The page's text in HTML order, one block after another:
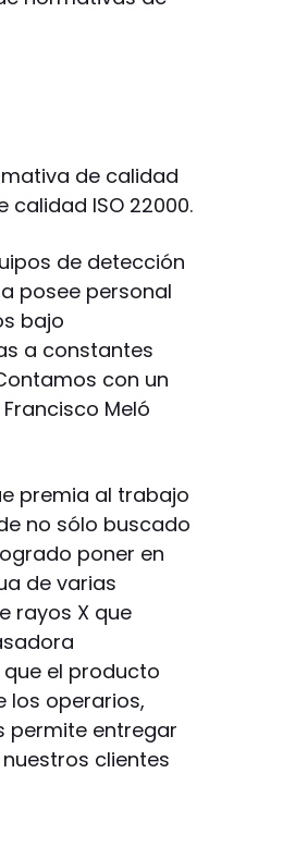
de calidad
calidad ISO 22000.
de detección
posee personal
bajo
a constantes
con un
Meló
premia al trabajo
no sólo buscado
poner en
de varias
rayos X que
el producto
los operarios,
permite entregar
clientes